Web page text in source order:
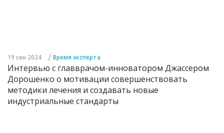
19 сен 2024 / Время эксперта
Интервью с главврачом-инноватором Джассером
Дорошенко о мотивации совершенствовать
методики лечения и создавать новые
индустриальные стандарты